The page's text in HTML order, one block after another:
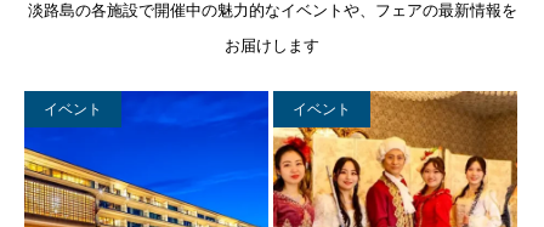
淡路島の各施設で開催中の魅力的なイベントや、フェアの最新情報を
お届けします
イベント イベント